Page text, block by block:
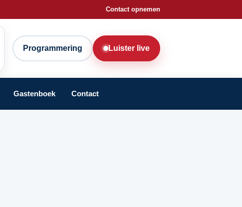
Contact opnemen
Programmering Luister live
Gastenboek Contact